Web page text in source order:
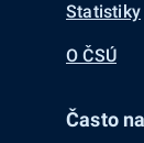
Statistiky
O ČSÚ
Často